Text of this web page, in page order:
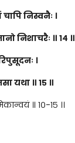
निस्वनैः ।
निशाचरैः ॥ १४ ॥
।
यथा ॥ १५ ॥
॥ १०-१५ ।।